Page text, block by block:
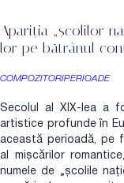
Apariția „școlilor
lor pe bătrânul
COMPOZITORIPERIOADE
Secolul al XIX-lea a
artistice profunde în
această perioadă, pe
al mișcărilor
numele de „școlile